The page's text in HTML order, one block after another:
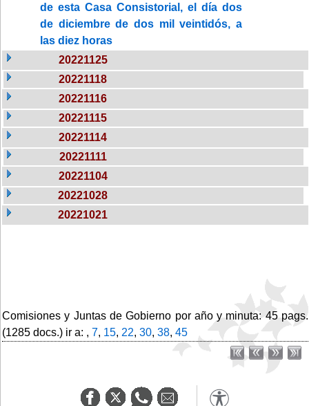
de esta Casa Consistorial, el día dos
de diciembre de dos mil veintidós, a
las diez horas
20221125
20221118
20221116
20221115
20221114
20221111
20221104
20221028
20221021
Comisiones y Juntas de Gobierno por año y minuta: 45 pags.
(1285 docs.) ir a: , 7, 15, 22, 30, 38, 45